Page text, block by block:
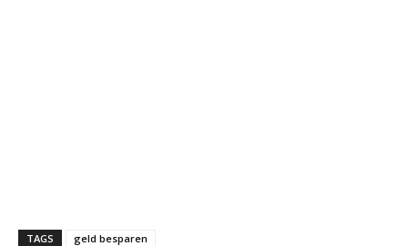
TAGS geld besparen